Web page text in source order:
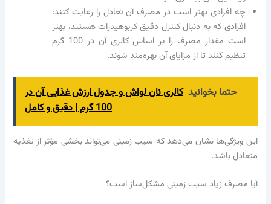
چه افرادی بهتر است در مصرف آن تعادل را رعایت کنند:
افرادی که به دنبال کنترل دقیق کربوهیدرات هستند، بهتر
است مقدار مصرف را بر اساس کالری آن در 100 گرم
تنظیم کنند تا از مزایای آن بهره‌مند شوند.
حتما بخوانید کالری نان لواش و جدول ارزش غذایی آن در
100 گرم | دقیق و کامل
این ویژگی‌ها نشان می‌دهد که سیب زمینی می‌تواند بخشی مؤثر از تغذیه
متعادل باشد.
آیا مصرف زیاد سیب زمینی مشکل‌ساز است؟